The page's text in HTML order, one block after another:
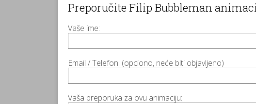
Preporučite Filip Bubbleman
Vaše ime:
Email / Telefon: (opciono, neće biti objavljeno)
Vaša preporuka za ovu animaciju: